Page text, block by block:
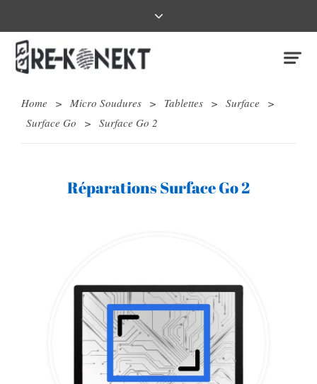
Home > Micro Soudures > Tablettes > Surface
>
Surface Go
> Surface Go 2
Réparations Surface Go 2